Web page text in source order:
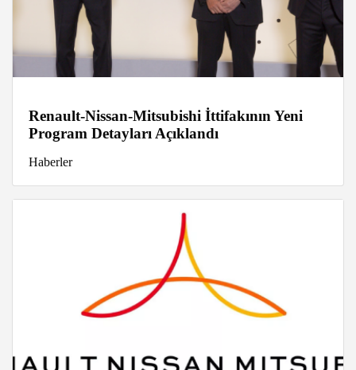
Renault-Nissan-Mitsubishi İttifakının Yeni
Program Detayları Açıklandı
Haberler